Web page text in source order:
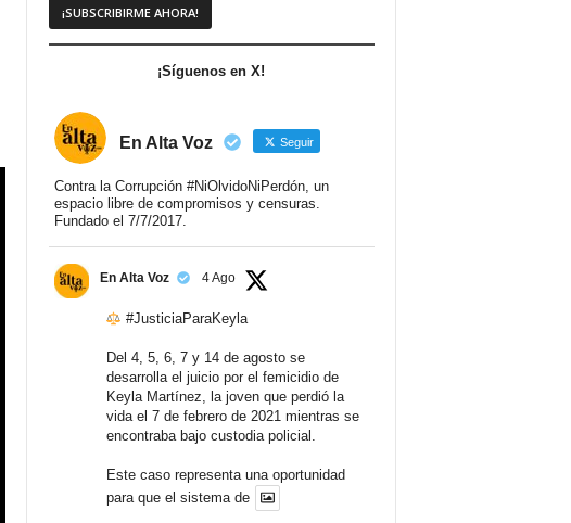
¡Síguenos en X!
En Alta Voz Seguir
Contra la Corrupción #NiOlvidoNiPerdón, un
espacio libre de compromisos y censuras.
Fundado el 7/7/2017.
En Alta Voz 4 Ago
#JusticiaParaKeyla
Del 4, 5, 6, 7 y 14 de agosto se
desarrolla el juicio por el femicidio de
Keyla Martínez, la joven que perdió la
vida el 7 de febrero de 2021 mientras se
encontraba bajo custodia policial.
Este caso representa una oportunidad
para que el sistema de